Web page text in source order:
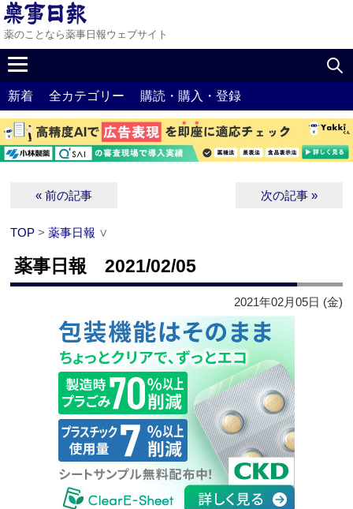
薬のことなら薬事日報ウェブサイト
新着 全カテゴリー 購読・購入・登録
« 前の記事 次の記事 »
TOP >薬事日報 ∨
薬事日報 2021/02/05
2021年02月05日 (金)